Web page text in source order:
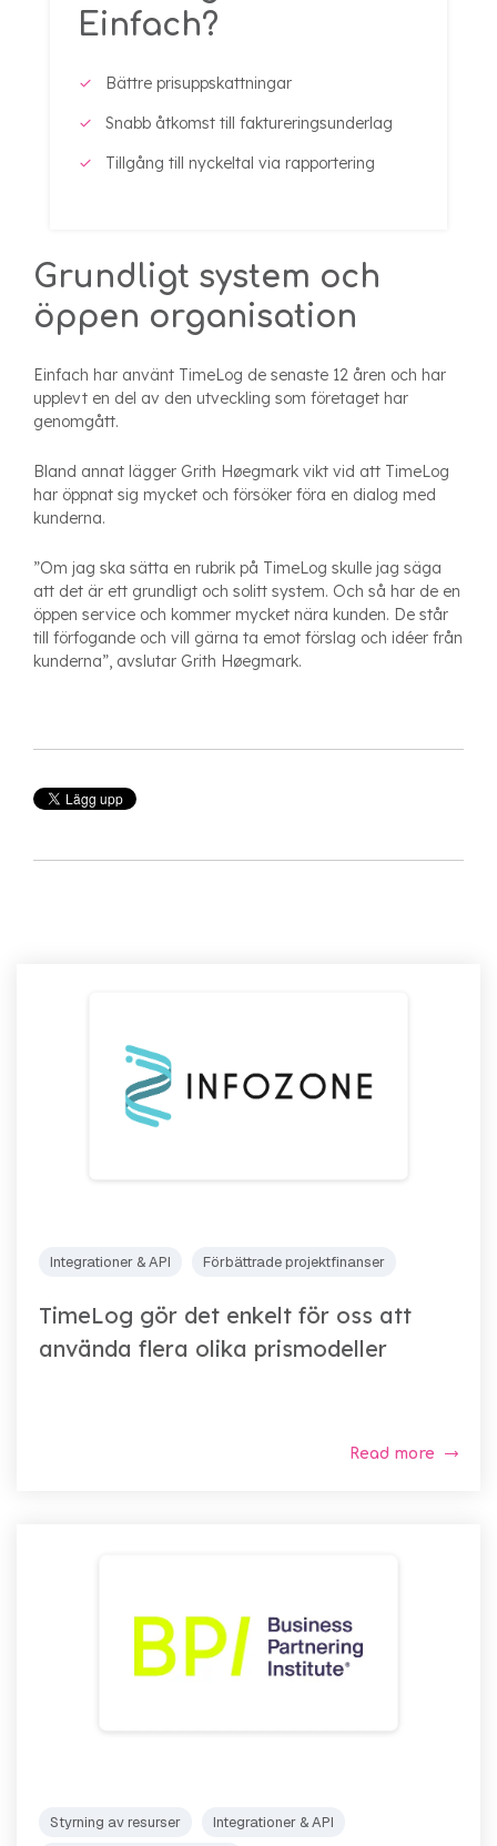
Einfach?
Bättre prisuppskattningar
Snabb åtkomst till faktureringsunderlag
Tillgång till nyckeltal via rapportering
Grundligt system och
öppen organisation
Einfach har använt TimeLog de senaste 12 åren och har
upplevt en del av den utveckling som företaget har
genomgått.
Bland annat lägger Grith Høegmark vikt vid att TimeLog
har öppnat sig mycket och försöker föra en dialog med
kunderna.
”Om jag ska sätta en rubrik på TimeLog skulle jag säga
att det är ett grundligt och solitt system. Och så har de en
öppen service och kommer mycket nära kunden. De står
till förfogande och vill gärna ta emot förslag och idéer från
kunderna”, avslutar Grith Høegmark.
Integrationer & API Förbättrade projektfinanser
TimeLog gör det enkelt för oss att
använda flera olika prismodeller
Read more
Styrning av resurser
Integrationer & API